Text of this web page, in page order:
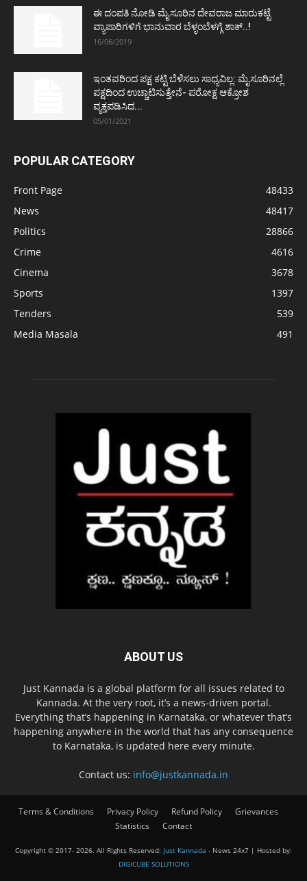
ಈ ದಂಪತಿ ನೋಡಿ ಮೈಸೂರಿನ ದೇವರಾಜ ಮಾರುಕಟ್ಟೆ
ವ್ಯಾಪಾರಿಗಳಿಗೆ ಭಾನುವಾರ ಬೆಳ್ಳಂಬೆಳಗ್ಗೆ ಶಾಕ್..!
16/06/2019
ಇಂತವರಿಂದ ಪಕ್ಷ ಕಟ್ಟಿ ಬೆಳೆಸಲು ಸಾಧ್ಯವಿಲ್ಲ: ಮೈಸೂರಿನಲ್ಲೆ
ಪಕ್ಷದಿಂದ ಉಚ್ಚಾಟಿಸುತ್ತೇನೆ- ಪರೋಕ್ಷ ಆಕ್ರೋಶ
ವ್ಯಕ್ತಪಡಿಸಿದ...
05/01/2021
POPULAR CATEGORY
Front Page
48433
News
48417
Politics
28866
Crime
4616
Cinema
3678
Sports
1397
Tenders
539
Media Masala
491
ABOUT US
Just Kannada is a global platform for all issues related to
Kannada. At the very root, it’s a news-driven portal.
Everything that’s happening in Karnataka, or whatever that’s
happening anywhere in the world that has any consequence
to Karnataka, is updated here every minute.
Contact us: info@justkannada.in
Terms & Conditions Privacy Policy Refund Policy
Grievances
Statistics
Contact
Copyright © 2017- 2026. All Rights Reserved: Just Kannada - News 24x7 | Hosted by:
DIGICUBE SOLUTIONS